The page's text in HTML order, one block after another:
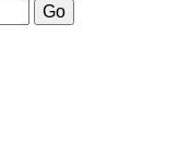
Go